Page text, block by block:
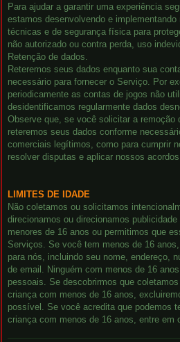
Para ajudar a garantir uma experiência
estamos desenvolvendo e implementando
técnicas e de segurança física para
não autorizado ou contra perda, uso
Retenção de dados.
Reteremos seus dados enquanto sua
necessário para fornecer o Serviço. Por
periodicamente as contas de jogos não
desidentificamos regularmente dados
Observe que, se você solicitar a remoção
reteremos seus dados conforme
comerciais legítimos, como para cumprir
resolver disputas e aplicar nossos acordos.
LIMITES DE IDADE
Não coletamos ou solicitamos
direcionamos ou direcionamos
menores de 16 anos ou permitimos que
Serviços. Se você tem menos de 16
para nós, incluindo seu nome, endereço,
de email. Ninguém com menos de 16
pessoais. Se descobrirmos que
criança com menos de 16 anos,
possível. Se você acredita que podemos
criança com menos de 16 anos, entre em